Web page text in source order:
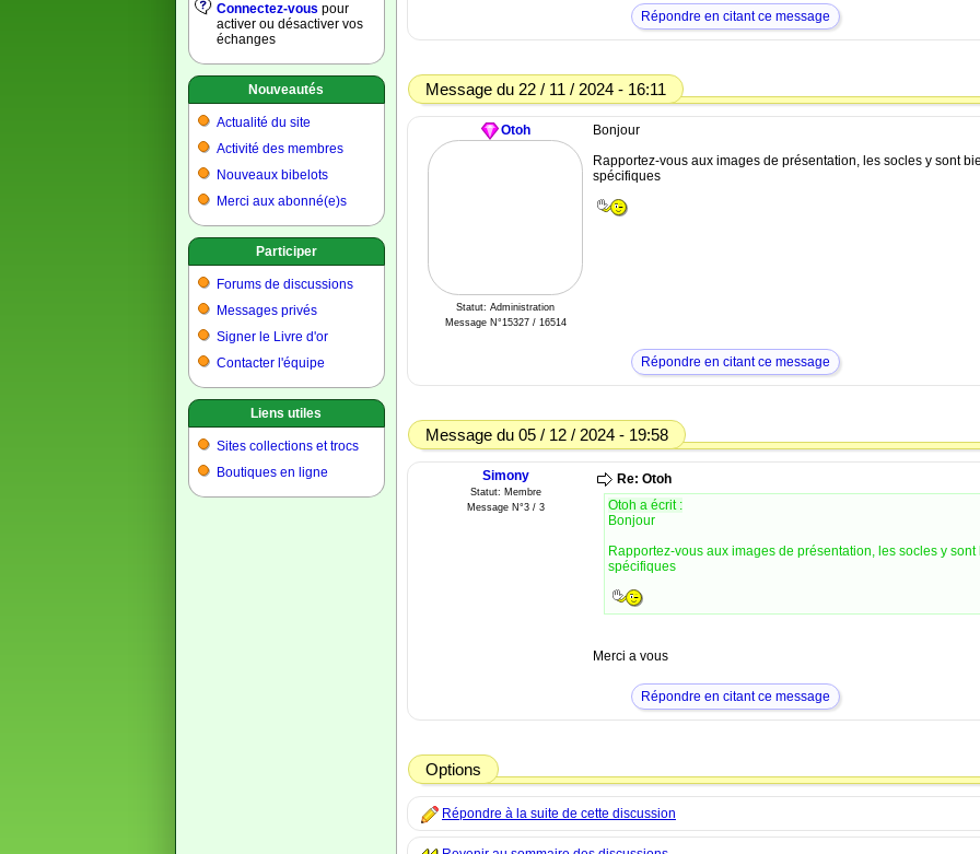
Connectez-vous pour
activer ou désactiver vos
échanges
Nouveautés
Actualité du site
Activité des membres
Nouveaux bibelots
Merci aux abonné(e)s
Participer
Forums de discussions
Messages privés
Signer le Livre d'or
Contacter l'équipe
Liens utiles
Sites collections et trocs
Boutiques en ligne
Répondre en citant ce message
Message du 22 / 11 / 2024 - 16:11
Otoh
Statut: Administration
Message N°15327 / 16514
Bonjour
Rapportez-vous aux images de présentation, les socles y sont
spécifiques
Répondre en citant ce message
Message du 05 / 12 / 2024 - 19:58
Simony
Statut: Membre
Message N°3 / 3
Re: Otoh
Otoh a écrit :
Bonjour
Rapportez-vous aux images de présentation, les socles y sont
spécifiques
Merci a vous
Répondre en citant ce message
Options
Répondre à la suite de cette discussion